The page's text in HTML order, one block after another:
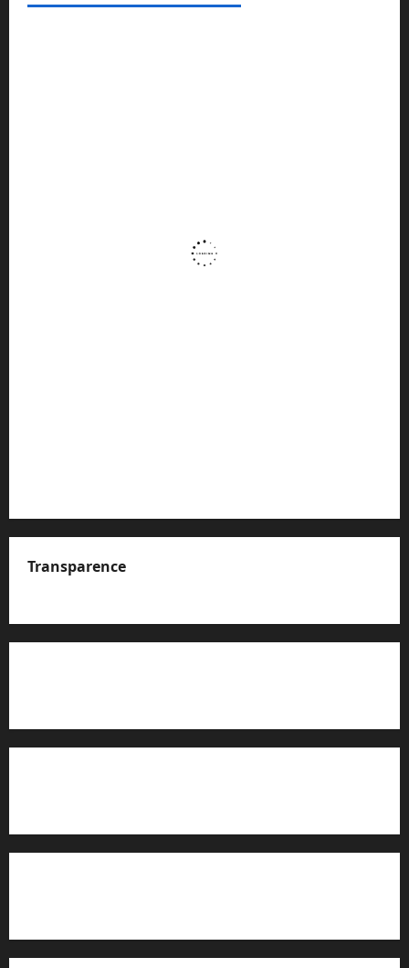
Transparence